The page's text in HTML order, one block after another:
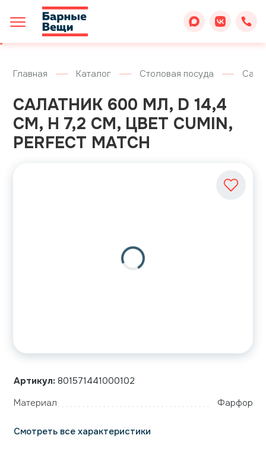
Главная Каталог Столовая посуда
САЛАТНИК 600 МЛ, D 14,4
СМ, H 7,2 СМ, ЦВЕТ CUMIN,
PERFECT MATCH
Артикул: 801571441000102
Материал
Фарфор
Смотреть все характеристики